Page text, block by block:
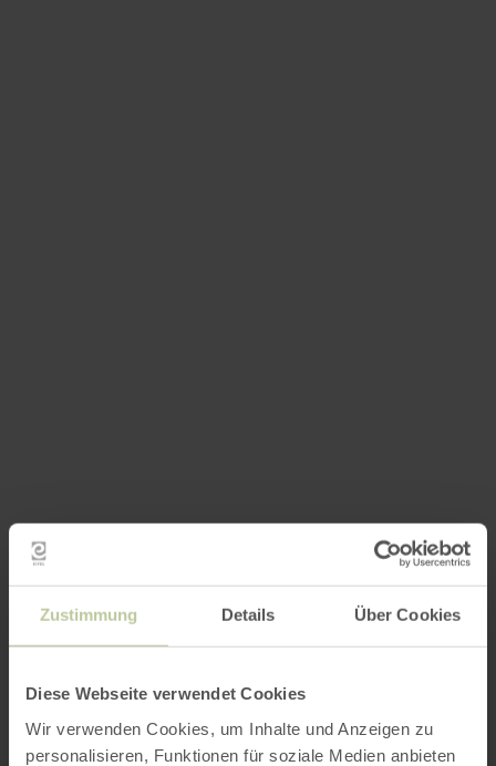
Zustimmung Details Über Cookies
Diese Webseite verwendet Cookies
Wir verwenden Cookies, um Inhalte und Anzeigen zu
personalisieren, Funktionen für soziale Medien anbieten